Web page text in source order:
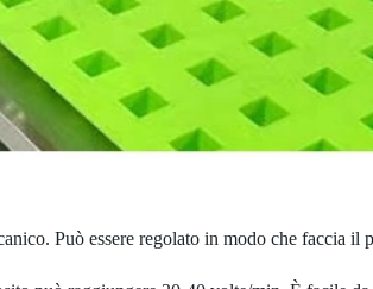
Può essere regolato in modo che faccia il